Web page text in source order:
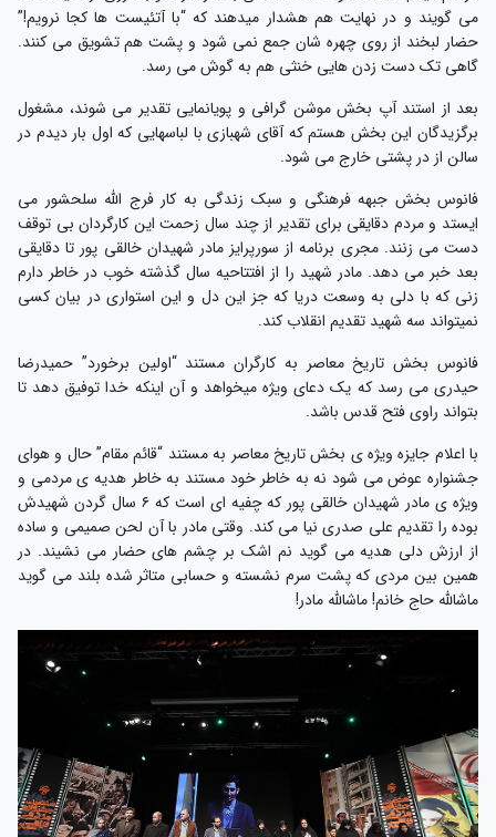
می گویند و در نهایت هم هشدار میدهند که “با آتئیست ها کجا نرویم!”
حضار لبخند از روی چهره شان جمع نمی شود و پشت هم تشویق می کنند.
گاهی تک دست زدن هایی خنثی هم به گوش می رسد.
بعد از استند آپ بخش موشن گرافی و پویانمایی تقدیر می شوند، مشغول
برگزیدگان این بخش هستم که آقای شهبازی با لباسهایی که اول بار دیدم در
سالن از در پشتی خارج می شود.
فانوس بخش جبهه فرهنگی و سبک زندگی به کار فرج الله سلحشور می
ایستد و مردم دقایقی برای تقدیر از چند سال زحمت این کارگردان بی توقف
دست می زنند. مجری برنامه از سورپرایز مادر شهیدان خالقی پور تا دقایقی
بعد خبر می دهد. مادر شهید را از افتتاحیه سال گذشته خوب در خاطر دارم
زنی که با دلی به وسعت دریا که جز این دل و این استواری در بیان کسی
نمیتواند سه شهید تقدیم انقلاب کند.
فانوس بخش تاریخ معاصر به کارگران مستند “اولین برخورد” حمیدرضا
حیدری می رسد که یک دعای ویژه میخواهد و آن اینکه خدا توفیق دهد تا
بتواند راوی فتح قدس باشد.
با اعلام جایزه ویژه ی بخش تاریخ معاصر به مستند “قائم مقام” حال و هوای
جشنواره عوض می شود نه به خاطر خود مستند به خاطر هدیه ی مردمی و
ویژه ی مادر شهیدان خالقی پور که چفیه ای است که ۶ سال گردن شهیدش
بوده را تقدیم علی صدری نیا می کند. وقتی مادر با آن لحن صمیمی و ساده
از ارزش دلی هدیه می گوید نم اشک بر چشم های حضار می نشیند. در
همین بین مردی که پشت سرم نشسته و حسابی متاثر شده بلند می گوید
ماشالله حاج خانم! ماشالله مادر!